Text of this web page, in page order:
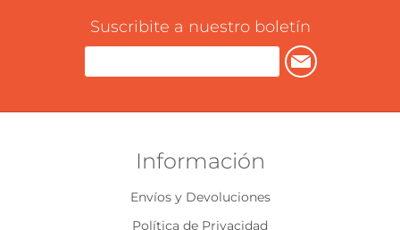
Suscribite a nuestro boletín
Información
Envíos y Devoluciones
Política de Privacidad